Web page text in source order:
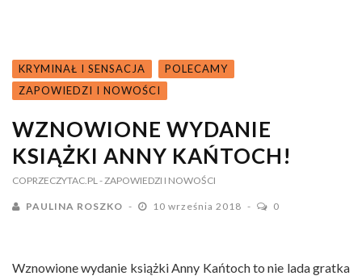
KRYMINAŁ I SENSACJA
POLECAMY
ZAPOWIEDZI I NOWOŚCI
WZNOWIONE WYDANIE
KSIĄŻKI ANNY KAŃTOCH!
COPRZECZYTAC.PL - ZAPOWIEDZI I NOWOŚCI
PAULINA ROSZKO 10 września 2018 0
Wznowione wydanie książki Anny Kańtoch to nie lada gratka